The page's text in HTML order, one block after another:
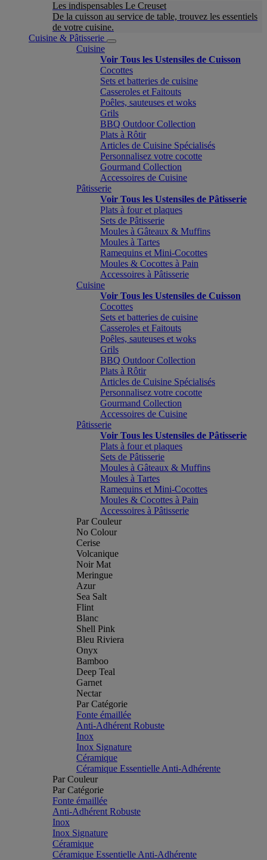
Les indispensables Le Creuset
De la cuisson au service de table, trouvez les essentiels
de votre cuisine.
Cuisine & Pâtisserie
Cuisine
Voir Tous les Ustensiles de Cuisson
Cocottes
Sets et batteries de cuisine
Casseroles et Faitouts
Poêles, sauteuses et woks
Grils
BBQ Outdoor Collection
Plats à Rôtir
Articles de Cuisine Spécialisés
Personnalisez votre cocotte
Gourmand Collection
Accessoires de Cuisine
Pâtisserie
Voir Tous les Ustensiles de Pâtisserie
Plats à four et plaques
Sets de Pâtisserie
Moules à Gâteaux & Muffins
Moules à Tartes
Ramequins et Mini-Cocottes
Moules & Cocottes à Pain
Accessoires à Pâtisserie
Cuisine
Voir Tous les Ustensiles de Cuisson
Cocottes
Sets et batteries de cuisine
Casseroles et Faitouts
Poêles, sauteuses et woks
Grils
BBQ Outdoor Collection
Plats à Rôtir
Articles de Cuisine Spécialisés
Personnalisez votre cocotte
Gourmand Collection
Accessoires de Cuisine
Pâtisserie
Voir Tous les Ustensiles de Pâtisserie
Plats à four et plaques
Sets de Pâtisserie
Moules à Gâteaux & Muffins
Moules à Tartes
Ramequins et Mini-Cocottes
Moules & Cocottes à Pain
Accessoires à Pâtisserie
Par Couleur
No Colour
Cerise
Volcanique
Noir Mat
Meringue
Azur
Sea Salt
Flint
Blanc
Shell Pink
Bleu Riviera
Onyx
Bamboo
Deep Teal
Garnet
Nectar
Par Catégorie
Fonte émaillée
Anti-Adhérent Robuste
Inox
Inox Signature
Céramique
Céramique Essentielle Anti-Adhérente
Par Couleur
Par Catégorie
Fonte émaillée
Anti-Adhérent Robuste
Inox
Inox Signature
Céramique
Céramique Essentielle Anti-Adhérente